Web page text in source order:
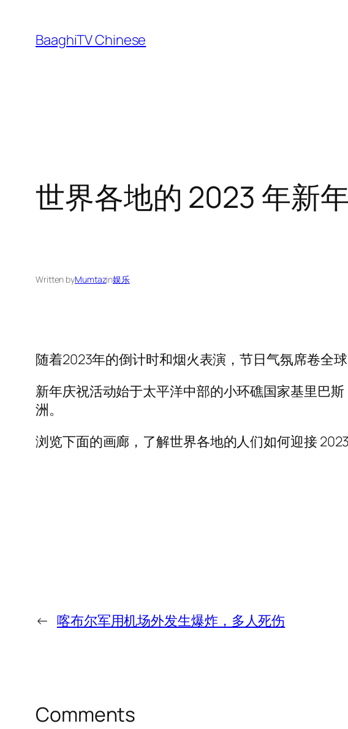
content
BaaghiTV Chinese
世界各地的 2023 年新
Written byMumtazin娱乐
随着2023年的倒计时和烟火表演，节日气氛席卷全球
新年庆祝活动始于太平洋中部的小环礁国家基里巴
洲。
浏览下面的画廊，了解世界各地的人们如何迎接 2023
← 喀布尔军用机场外发生爆炸，多人死伤
Comments